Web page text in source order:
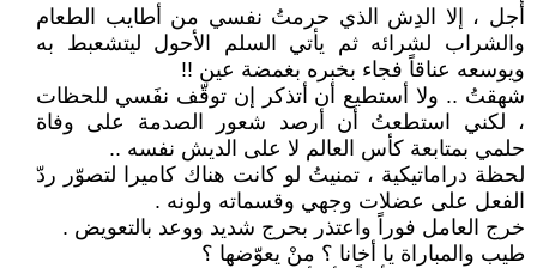
أجل ، إلا الدِش الذي حرمتُ نفسي من أطايب الطعام
والشراب لشرائه ثم يأتي السلم الأحول ليتشعبط به
ويوسعه عناقاً فجاء بخبره بغمضة عين !!
شهقتُ .. ولا أستطيع أن أتذكر إن توقّف نفَسي للحظات
، لكني استطعتُ أن أرصد شعور الصدمة على وفاة
حلمي بمتابعة كأس العالم لا على الديش نفسه ..
لحظة دراماتيكية ، تمنيتُ لو كانت هناك كاميرا لتصوّر ردّ
الفعل على عضلات وجهي وقسماته ولونه .
خرج العامل فوراً واعتذر بحرج شديد ووعد بالتعويض .
طيب والمباراة يا أخانا ؟ منْ يعوّضها ؟